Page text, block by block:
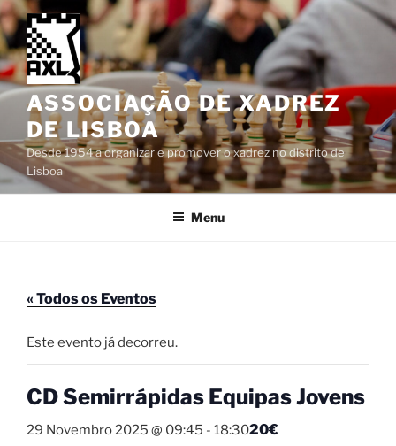
Saltar
para
o
conteúdo
ASSOCIAÇÃO DE XADREZ
DE LISBOA
Desde 1954 a organizar e promover o xadrez no distrito de
Lisboa
Menu
« Todos os Eventos
Este evento já decorreu.
CD Semirrápidas Equipas Jovens
29 Novembro 2025 @ 09:45 - 18:3020€